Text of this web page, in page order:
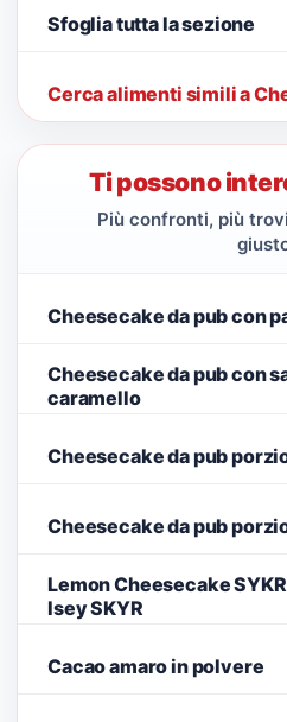
Sfoglia tutta la sezione
Cerca alimenti simili a
Ti possono
Più confronti, più
Cheesecake da pub con
Cheesecake da pub con
caramello
Cheesecake da pub
Cheesecake da pub
Lemon Cheesecake
Isey SKYR
Cacao amaro in polvere